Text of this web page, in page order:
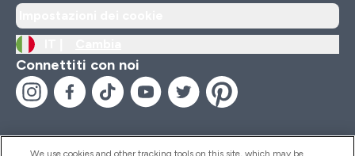
Connettiti con noi
We use cookies and other tracking tools on this site, which may be